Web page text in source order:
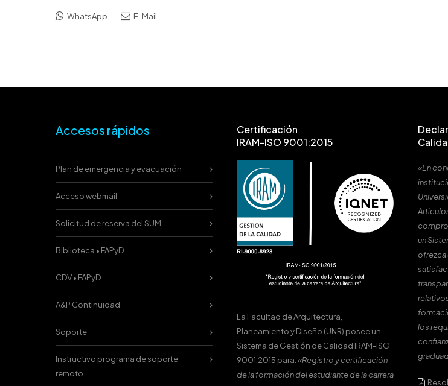
WhatsApp E-Mail
Accesos rápidos
Plan de emergencia y evacuación
Acceso webmail
Solicitud de reserva del SUM
Biblioteca • FAPyD
CDV • FAPyD
A&P Continuidad
Soporte
Instructivo programa de soporte
remoto
Certificación
IRAM-ISO 9001:2015
La Facultad de Arquitectura,
Planeamiento y Diseño (UNR) posee un
Sistema de Gestión de Calidad IRAM-ISO
9001:2015 para:«Registro y certificación
de la formación del estudiante de la carrera
«En
un
ofrezca
los